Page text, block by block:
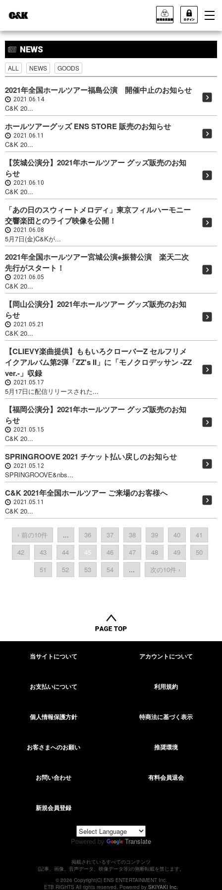
ALL NEWS GOODS
2021年全国ホールツアー福島公演 開催中止のお知らせ
2021.06.14
C&K 20...
ホールツアーグッズ ENS STORE 販売のお知らせ
2021.06.11
C&K 20...
【茨城公演分】2021年ホールツアー グッズ販売のお知
らせ
2021.06.10
C&K 20...
「あの日のスウィートメロディ」東京フィルハーモニー
交響楽団とのライブ映像を公開！
2021.06.08
5月7日(金)C&Kが...
2021年全国ホールツアー宮城公演※振替公演 楽天二次
先行がスタート！
2021.06.05
C&K 20...
【岡山公演分】2021年ホールツアー グッズ販売のお知
らせ
2021.05.21
C&K 20...
【CLIEVY楽曲提供】ももいろクローバーZ セルフリメ
イクアルバム第2弾「ZZ's II」に「モノクロデッサン -ZZ
ver.-」収録
2021.05.17
5月17日に配信リリースされた...
【福岡公演分】2021年ホールツアー グッズ販売のお知
らせ
2021.05.15
C&K 20...
SPRINGROOVE 2021 チケット払い戻しのお知らせ
2021.05.12
SPRINGROOVE&nbs...
C&K 2021年全国ホールツアー ご来場のお客様へ
2021.05.11
C&K 20...
‹ 前の10件 ... 36 37 38 39 40
41
42
43 44 45 46 47 48 49
50
51
52 53 54 ... 次の10件 ›
当サイトについて アカウントについて
お支払いについて 利用規約
個人情報保護方針 特商法に基づく表示
お客さまへのお願い 推奨環境
お問い合わせ 有料会員退会
新規会員登録
Powered by Translate
掲載されているすべてのコンテンツ
(記事、画像、音声データ、映像データ等)の無断転載を禁じます。
© 2026 Copyright(C) ENS ENTERTAINMENT Inc.
ETB RIGHTS All rights reserved. Powered by SKIYAKI Inc.